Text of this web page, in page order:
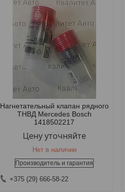
Нагнетательный клапан рядного
ТНВД Mercedes Bosch
1418502217
Цену уточняйте
Нет в наличии
Производитель и гарантия
+375 (29) 666-58-22